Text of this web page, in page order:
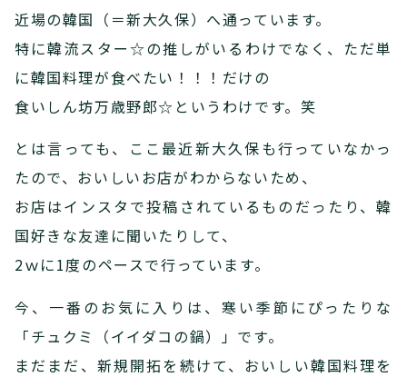
近場の韓国（＝新大久保）へ通っています。
特に韓流スター☆の推しがいるわけでなく、ただ単
に韓国料理が食べたい！！！だけの
食いしん坊万歳野郎☆というわけです。笑
とは言っても、ここ最近新大久保も行っていなかっ
たので、おいしいお店がわからないため、
お店はインスタで投稿されているものだったり、韓
国好きな友達に聞いたりして、
2ｗに1度のペースで行っています。
今、一番のお気に入りは、寒い季節にぴったりな
「チュクミ（イイダコの鍋）」です。
まだまだ、新規開拓を続けて、おいしい韓国料理を